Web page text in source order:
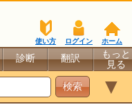
ホーム
ログイン
使い方
診断 翻訳
もっと
見る
▼